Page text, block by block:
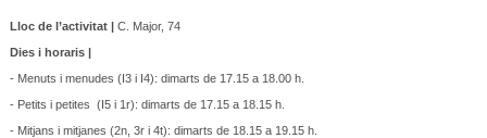
Lloc de l’activitat |C. Major, 74
Dies i horaris |
- Menuts i menudes (I3 i I4): dimarts de 17.15 a 18.00 h.
- Petits i petites (I5 i 1r): dimarts de 17.15 a 18.15 h.
- Mitjans i mitjanes (2n, 3r i 4t): dimarts de 18.15 a 19.15 h.